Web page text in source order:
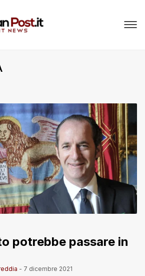
potrebbe passare in
- 7 dicembre 2021